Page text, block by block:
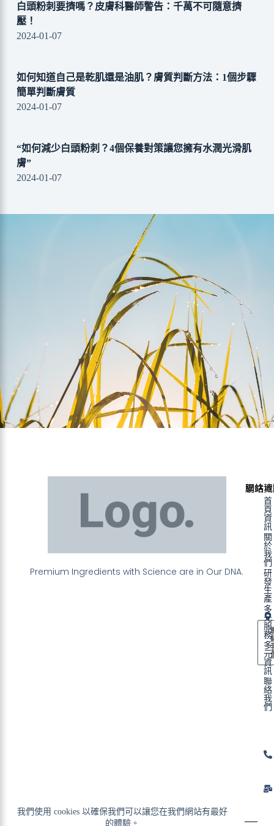
我們使用 cookies 以確保我們可以讓您在我們網站有最好
的體驗。
白頭粉刺要擠嗎？皮膚科醫師警告：千萬不可隨意擠
壓！
2024-01-07
如何知道自己是乾肌還是油肌？膚質判斷方法：1個步驟
簡單判斷膚質
2024-01-07
“如何減少白頭粉刺？4個保養對策讓您擁有水潤光滑肌
膚”
2024-01-07
Premium Ingredients with Science are in Our DNA.
聯絡
網站
首
頁
資
訊
關
於
我
們
研
發
生
產
多
元
服
務
多
元
資
訊
聯
絡
我
們